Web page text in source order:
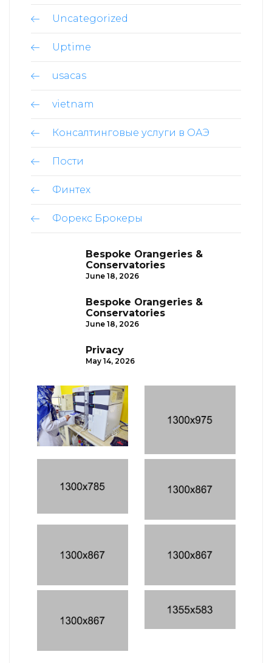
Uncategorized
Uptime
usacas
vietnam
Консалтинговые услуги в ОАЭ
Пости
Финтех
Форекс Брокеры
Bespoke Orangeries &
Conservatories
June 18, 2026
Bespoke Orangeries &
Conservatories
June 18, 2026
Privacy
May 14, 2026